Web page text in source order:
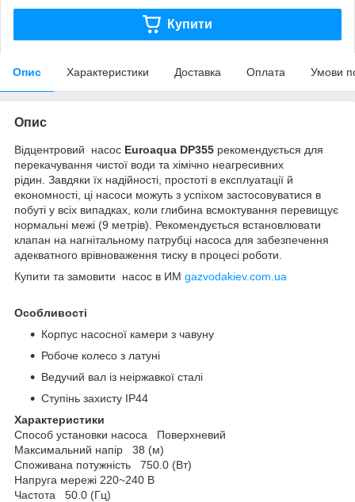
Купити
Опис Характеристики Доставка Оплата Умови
Опис
Відцентровий насос Euroaqua DP355 рекомендується для
перекачування чистої води та хімічно неагресивних
рідин. Завдяки їх надійності, простоті в експлуатації й
економності, ці насоси можуть з успіхом застосовуватися в
побуті у всіх випадках, коли глибина всмоктування перевищує
нормальні межі (9 метрів). Рекомендується встановлювати
клапан на нагнітальному патрубці насоса для забезпечення
адекватного врівноваження тиску в процесі роботи.
Купити та замовити насос в ИМ gazvodakiev.com.ua
Особливості
Корпус насосної камери з чавуну
Робоче колесо з латуні
Ведучий вал із неіржавкої сталі
Ступінь захисту IP44
Характеристики
Способ установки насоса Поверхневий
Максимальний напір 38 (м)
Споживана потужність 750.0 (Вт)
Напруга мережі 220~240 В
Частота 50.0 (Гц)